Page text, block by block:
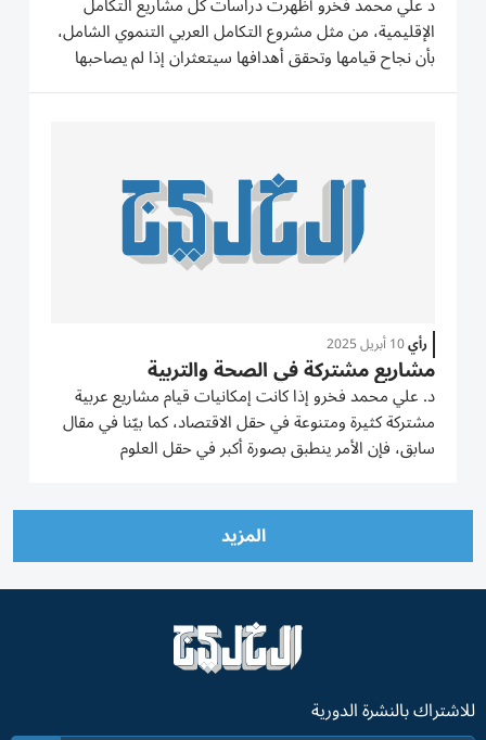
الإقليمية، من مثل مشروع التكامل العربي التنموي الشامل،
بأن نجاح قيامها وتحقق أهدافها سيتعثران إذا لم يصاحبها
بناء الهياكل الأساسية للبنية التحتيّة وعلى الأخص بنى النقل
رأي10 أبريل 2025
مشاريع مشتركة في الصحة والتربية
د. علي محمد فخرو إذا كانت إمكانيات قيام مشاريع عربية
مشتركة كثيرة ومتنوعة في حقل الاقتصاد، كما بيّنا في مقال
سابق، فإن الأمر ينطبق بصورة أكبر في حقل العلوم
المزيد
للاشتراك بالنشرة الدورية